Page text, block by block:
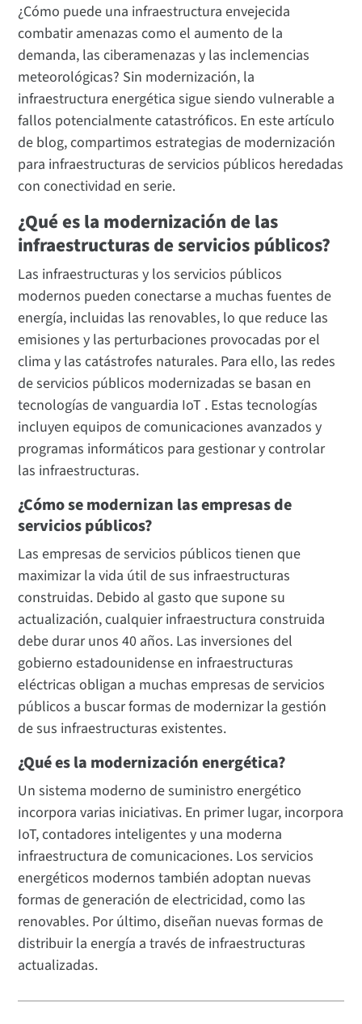
¿Cómo puede una infraestructura envejecida
combatir amenazas como el aumento de la
demanda, las ciberamenazas y las inclemencias
meteorológicas? Sin modernización, la
infraestructura energética sigue siendo vulnerable a
fallos potencialmente catastróficos. En este artículo
de blog, compartimos estrategias de modernización
para infraestructuras de servicios públicos heredadas
con conectividad en serie.
¿Qué es la modernización de las
infraestructuras de servicios públicos?
Las infraestructuras y los servicios públicos
modernos pueden conectarse a muchas fuentes de
energía, incluidas las renovables, lo que reduce las
emisiones y las perturbaciones provocadas por el
clima y las catástrofes naturales. Para ello, las redes
de servicios públicos modernizadas se basan en
tecnologías de vanguardia IoT . Estas tecnologías
incluyen equipos de comunicaciones avanzados y
programas informáticos para gestionar y controlar
las infraestructuras.
¿Cómo se modernizan las empresas de
servicios públicos?
Las empresas de servicios públicos tienen que
maximizar la vida útil de sus infraestructuras
construidas. Debido al gasto que supone su
actualización, cualquier infraestructura construida
debe durar unos 40 años. Las inversiones del
gobierno estadounidense en infraestructuras
eléctricas obligan a muchas empresas de servicios
públicos a buscar formas de modernizar la gestión
de sus infraestructuras existentes.
¿Qué es la modernización energética?
Un sistema moderno de suministro energético
incorpora varias iniciativas. En primer lugar, incorpora
IoT, contadores inteligentes y una moderna
infraestructura de comunicaciones. Los servicios
energéticos modernos también adoptan nuevas
formas de generación de electricidad, como las
renovables. Por último, diseñan nuevas formas de
distribuir la energía a través de infraestructuras
actualizadas.